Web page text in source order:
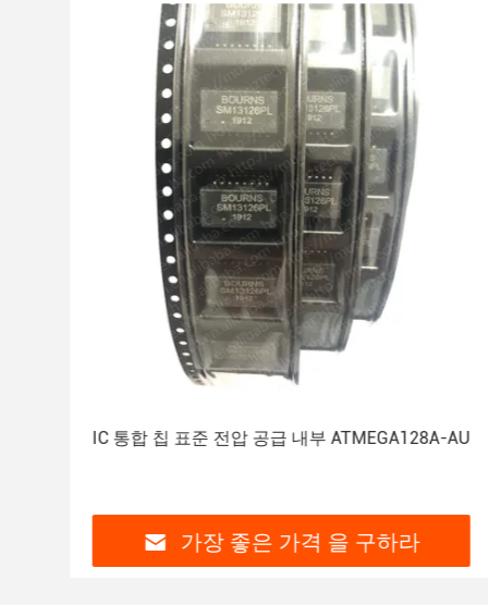
IC 통합 칩 표준 전압 공급 내부 ATMEGA128A-AU
가장 좋은 가격 을 구하라